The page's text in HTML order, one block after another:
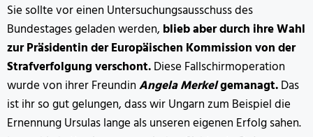
Sie sollte vor einen Untersuchungsausschuss des
Bundestages geladen werden, blieb aber durch ihre Wahl
zur Präsidentin der Europäischen Kommission von der
Strafverfolgung verschont.Diese Fallschirmoperation
wurde von ihrer FreundinAngela Merkelgemanagt.Das
ist ihr so gut gelungen, dass wir Ungarn zum Beispiel die
Ernennung Ursulas lange als unseren eigenen Erfolg sahen.